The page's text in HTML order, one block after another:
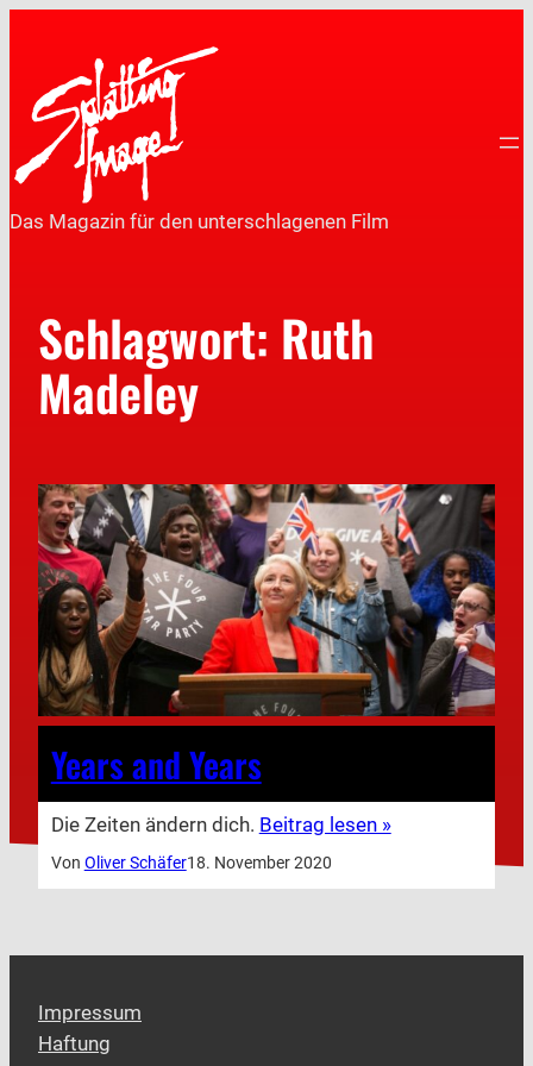
Das Magazin für den unterschlagenen Film
Schlagwort: Ruth
Madeley
Years and Years
Die Zeiten ändern dich. Beitrag lesen »
Von Oliver Schäfer18. November 2020
Impressum
Haftung